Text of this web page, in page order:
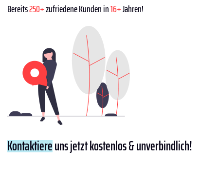
Bereits250+zufriedene Kunden in16+Jahren!
Kontaktiereuns jetzt kostenlos & unverbindlich!